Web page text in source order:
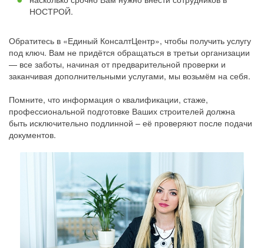
НОСТРОЙ.
Обратитесь в «Единый КонсалтЦентр», чтобы получить услугу
под ключ. Вам не придётся обращаться в третьи организации
— все заботы, начиная от предварительной проверки и
заканчивая дополнительными услугами, мы возьмём на себя.
Помните, что информация о квалификации, стаже,
профессиональной подготовке Ваших строителей должна
быть исключительно подлинной – её проверяют после подачи
документов.